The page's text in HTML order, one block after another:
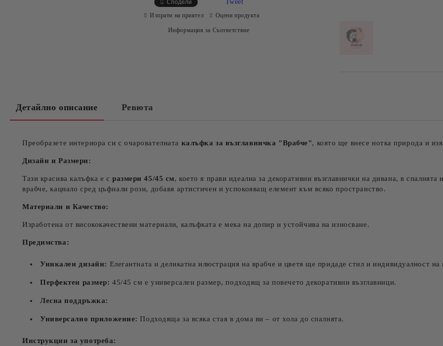
Сподели Tweet
Изпрати на приятел Оцени продукта
Информация за Съответствие
Детайлно описание Ревюта
Преобразете интериора си с очарователната калъфка за възглавничка "Врабче", която ще внесе нотка природа и
Дизайн и Размери:
Тази красива калъфка е с размери 45/45 см, което я прави идеална за декоративни възглавнички на дивана, в
врабче, кацнало сред цъфнали рози, добавя артистичен и успокояващ елемент към всяко пространство.
Материали и Качество:
Изработена от висококачествени материали, калъфката е мека на допир и устойчива на износване.
Предимства:
Уникален дизайн: Елегантната и деликатна илюстрация на врабче и цветя ще придаде стил и индивидуалност
Перфектен размер: 45/45 см е универсален размер, подходящ за повечето декоративни възглавници.
Лесна поддръжка:
Универсално приложение: Подходяща за всяка стая в дома ви – от хола до спалнята.
Инструкции за употреба: